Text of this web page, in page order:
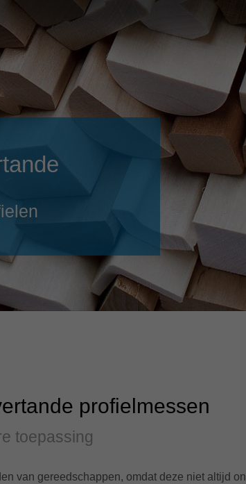
Suomi
Taiwan
Türkiye türkçe
USA english
中国 中文
yкраїнська
profielmessen
toepassing
van gereedschappen, omdat deze niet altijd